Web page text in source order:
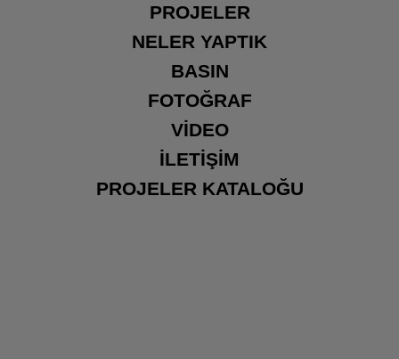
PROJELER
NELER YAPTIK
BASIN
FOTOĞRAF
VIDEO
İLETIŞIM
PROJELER KATALOĞU